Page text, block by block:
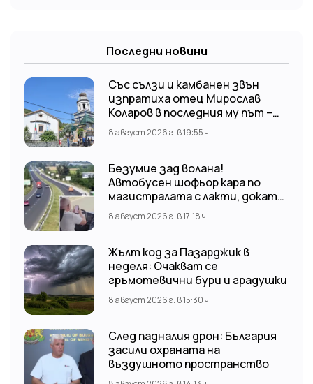
Последни новини
Със сълзи и камбанен звън
изпратиха отец Мирослав
Коларов в последния му път –
Пловдивският митрополит
Николай отслужи опелото
8 август 2026 г. в 19:55 ч.
Безумие зад волана!
Автобусен шофьор кара по
магистралата с лакти, докато
гледа TikTok
8 август 2026 г. в 17:18 ч.
Жълт код за Пазарджик в
неделя: Очакват се
гръмотевични бури и градушки
8 август 2026 г. в 15:30 ч.
След падналия дрон: България
засили охраната на
въздушното пространство